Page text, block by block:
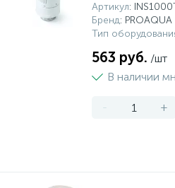
Артикул:
Бренд: PROAQUA
Тип
563 руб. /шт
В наличии
- +